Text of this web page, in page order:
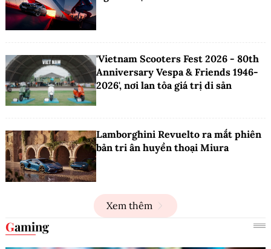
'Vietnam Scooters Fest 2026 - 80th
Anniversary Vespa & Friends 1946-
2026', nơi lan tỏa giá trị di sản
Lamborghini Revuelto ra mắt phiên
bản tri ân huyền thoại Miura
Xem thêm
Gaming